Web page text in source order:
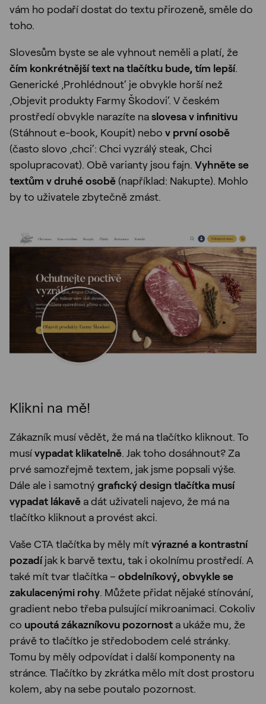
vám ho podaří dostat do textu přirozeně, směle do
toho.
Slovesům byste se ale vyhnout neměli a platí, že
čím konkrétnější text na tlačítku bude, tím lepší.
Generické ‚Prohlédnout‘ je obvykle horší než
‚Objevit produkty Farmy Škodovi‘. V českém
prostředí obvykle narazíte na slovesa v infinitivu
(Stáhnout e-book, Koupit) nebo v první osobě
(často slovo ‚chci‘: Chci vyzrálý steak, Chci
spolupracovat). Obě varianty jsou fajn. Vyhněte se
textům v druhé osobě (například: Nakupte). Mohlo
by to uživatele zbytečně zmást.
Klikni na mě!
Zákazník musí vědět, že má na tlačítko kliknout. To
musí vypadat klikatelně. Jak toho dosáhnout? Za
prvé samozřejmě textem, jak jsme popsali výše.
Dále ale i samotný grafický design tlačítka musí
vypadat lákavě a dát uživateli najevo, že má na
tlačítko kliknout a provést akci.
Vaše CTA tlačítka by měly mít výrazné a kontrastní
pozadíjak k barvě textu, tak i okolnímu prostředí. A
také mít tvar tlačítka – obdelníkový, obvykle se
zakulacenými rohy. Můžete přidat nějaké stínování,
gradient nebo třeba pulsující mikroanimaci. Cokoliv
co upoutá zákazníkovu pozornost a ukáže mu, že
právě to tlačítko je středobodem celé stránky.
Tomu by měly odpovídat i další komponenty na
stránce. Tlačítko by zkrátka mělo mít dost prostoru
kolem, aby na sebe poutalo pozornost.